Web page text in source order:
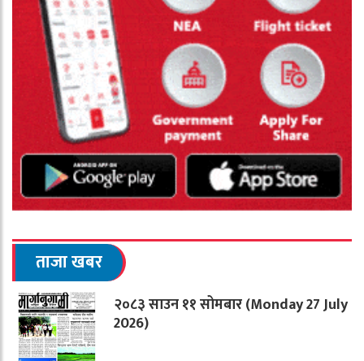
ताजा खबर
२०८३ साउन ११ सोमबार (Monday 27 July
2026)